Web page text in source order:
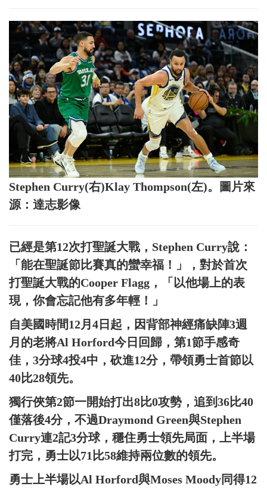
Stephen Curry(右)Klay Thompson(左)。圖片來
源：達志影像
已經是第12次打聖誕大戰，Stephen Curry說：
「能在聖誕節比賽真的蠻幸福！」，對於首次
打聖誕大戰的Cooper Flagg，「以他場上的表
現，你會忘記他有多年輕！」
自美國時間12月4日起，因背部神經痛缺陣3週
月的老將Al Horford今日回歸，第1節手感奇
佳，3分球4投4中，砍進12分，帶領勇士首節以
40比28領先。
獨行俠第2節一開始打出8比0攻勢，追到36比40
僅落後4分，不過Draymond Green與Stephen
Curry連2記3分球，穩住勇士領先局面，上半場
打完，勇士以71比58維持兩位數的領先。
勇士上半場以Al Horford與Moses Moody同得12